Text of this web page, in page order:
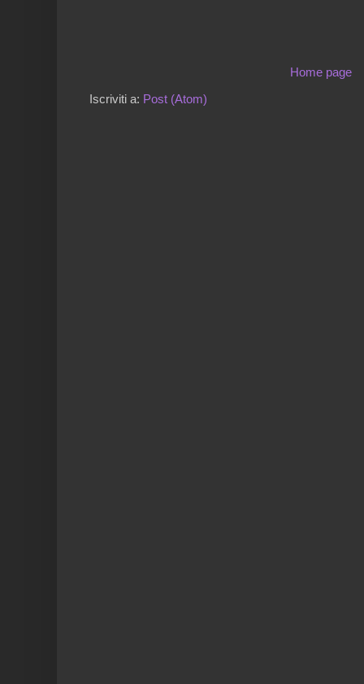
Home page
Iscriviti a: Post (Atom)